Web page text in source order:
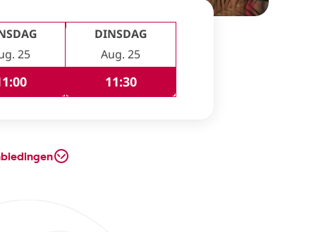
25
DINSDAG
Aug. 25
11:30